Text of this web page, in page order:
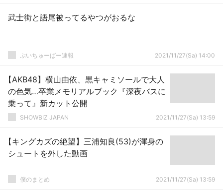
武士街と語尾被ってるやつがおるな
ぶいちゅーばー速報 2021/11/27(Sa) 14:00
【AKB48】横山由依、黒キャミソールで大人
の色気…卒業メモリアルブック『深夜バスに
乗って』新カット公開
SHOWBIZ JAPAN 2021/11/27(Sa) 13:59
【キングカズの絶望】三浦知良(53)が渾身の
シュートを外した動画
僕のまとめ 2021/11/27(Sa) 13:59